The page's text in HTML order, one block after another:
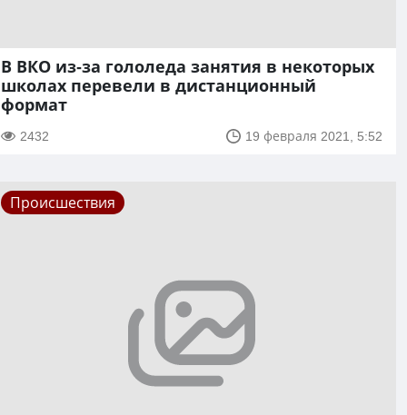
В ВКО из-за гололеда занятия в некоторых
школах перевели в дистанционный
формат
2432 19 февраля 2021, 5:52
Происшествия